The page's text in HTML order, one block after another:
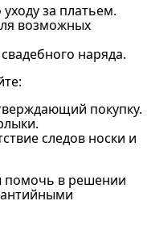
за платьем.
возможных
наряда.
покупку.
следов носки и
помочь в решении